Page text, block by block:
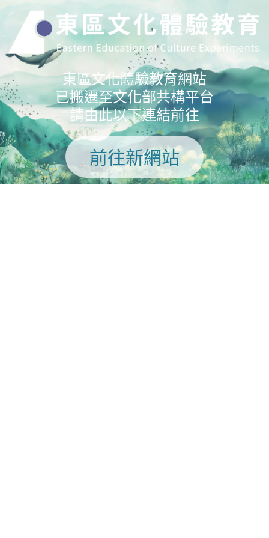
東區文化體驗教育網站
已搬遷至文化部共構平台
請由此以下連結前往
前往新網站